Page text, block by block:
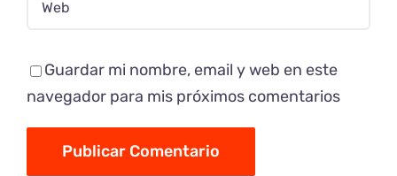
Guardar mi nombre, email y web en este
navegador para mis próximos comentarios